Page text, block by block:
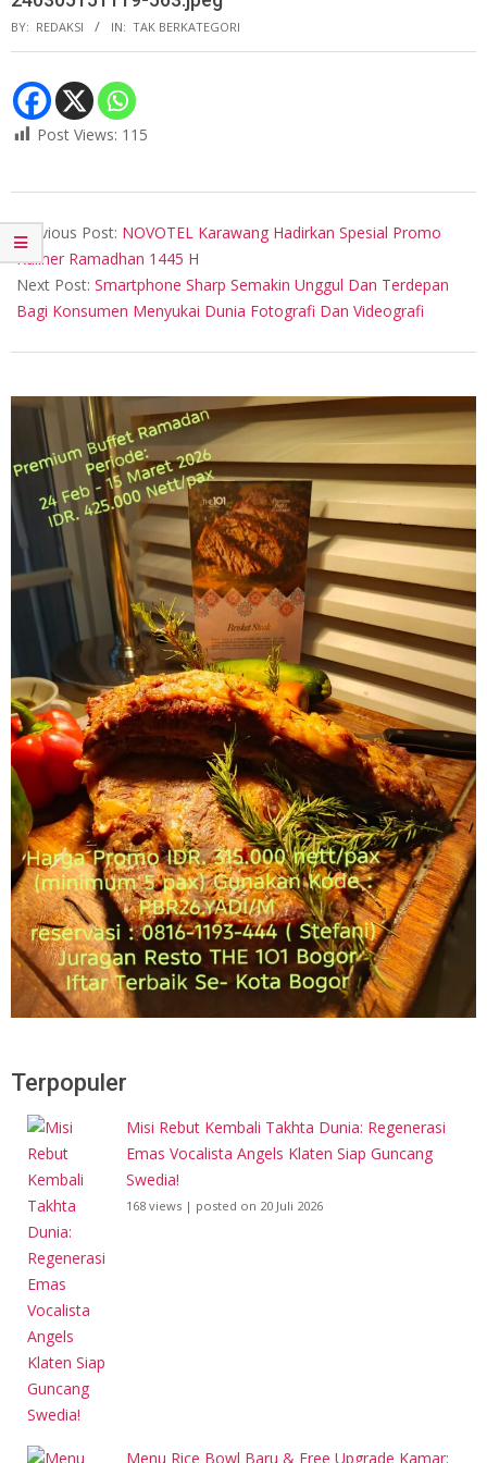
BY: REDAKSI IN: TAK BERKATEGORI
Post Views: 115
03-
05
Previous Post: NOVOTEL Karawang Hadirkan Spesial Promo
Kuliner Ramadhan 1445 H
Next Post: Smartphone Sharp Semakin Unggul Dan Terdepan
Bagi Konsumen Menyukai Dunia Fotografi Dan Videografi
Terpopuler
Misi Rebut Kembali Takhta Dunia: Regenerasi
Emas Vocalista Angels Klaten Siap Guncang
Swedia!
168 views | posted on 20 Juli 2026
Menu Rice Bowl Baru & Free Upgrade Kamar: